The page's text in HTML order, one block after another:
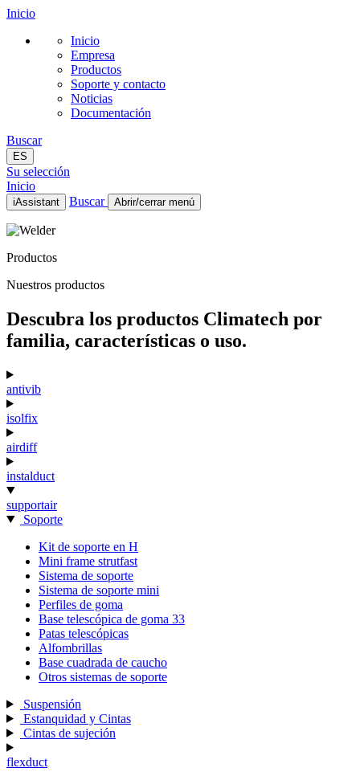
Inicio
Inicio
Empresa
Productos
Soporte y contacto
Noticias
Documentación
Buscar
ES
Su selección
Inicio
iAssistant Buscar Abrir/cerrar menú
Inicio
Productos
Noticias
ES
Productos
Nuestros productos
Descubra los productos Climatech por
familia, características o uso.
antivib
isolfix
airdiff
instalduct
supportair
Soporte
Kit de soporte en H
Mini frame strutfast
Sistema de soporte
Sistema de soporte mini
Perfiles de goma
Base telescópica de goma 33
Patas telescópicas
Alfombrillas
Base cuadrada de caucho
Otros sistemas de soporte
Suspensión
Estanquidad y Cintas
Cintas de sujeción
flexduct